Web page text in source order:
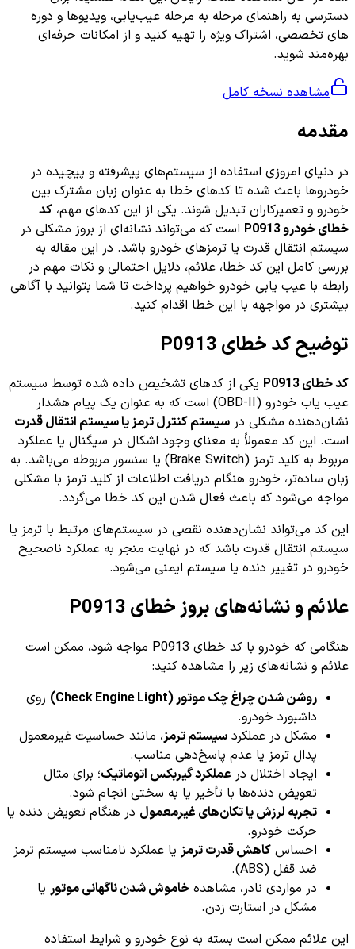
دسترسی به راهنمای مرحله به مرحله عیب‌یابی، ویدیوها و دوره
های تخصصی، اشتراک ویژه را تهیه کنید و از امکانات حرفه‌ای
بهره‌مند شوید.
مشاهده نسخه کامل
مقدمه
در دنیای امروزی استفاده از سیستم‌های پیشرفته و پیچیده در
خودروها باعث شده تا کدهای خطا به عنوان زبان مشترک بین
خودرو و تعمیرکاران تبدیل شوند. یکی از این کدهای مهم، کد
خطای خودرو P0913
است که می‌تواند نشانه‌ای از بروز مشکلی در
سیستم انتقال قدرت یا ترمزهای خودرو باشد. در این مقاله به
بررسی کامل این کد خطا، علائم، دلایل احتمالی و نکات مهم در
رابطه با عیب یابی خودرو خواهیم پرداخت تا شما بتوانید با آگاهی
بیشتری در مواجهه با این خطا اقدام کنید.
توضیح کد خطای P0913
کد خطای P0913
یکی از کدهای تشخیص داده شده توسط سیستم
عیب یاب خودرو (OBD-II) است که به عنوان یک پیام هشدار
نشان‌دهنده مشکلی در سیستم کنترل ترمز یا سیستم انتقال قدرت
است. این کد معمولاً به معنای وجود اشکال در سیگنال یا عملکرد
مربوط به کلید ترمز (Brake Switch) یا سنسور مربوطه می‌باشد. به
زبان ساده‌تر، خودرو هنگام دریافت اطلاعات از کلید ترمز با مشکلی
مواجه می‌شود که باعث فعال شدن این کد خطا می‌گردد.
این کد می‌تواند نشان‌دهنده نقصی در سیستم‌های مرتبط با ترمز یا
سیستم انتقال قدرت باشد که در نهایت منجر به عملکرد ناصحیح
خودرو در تغییر دنده یا سیستم ایمنی می‌شود.
علائم و نشانه‌های بروز خطای P0913
هنگامی که خودرو با کد خطای P0913 مواجه شود، ممکن است
علائم و نشانه‌های زیر را مشاهده کنید:
روشن شدن چراغ چک موتور (Check Engine Light)
روی
داشبورد خودرو.
مشکل در عملکرد سیستم ترمز، مانند حساسیت غیرمعمول
پدال ترمز یا عدم پاسخ‌دهی مناسب.
ایجاد اختلال در عملکرد گیربکس اتوماتیک؛ برای مثال
تعویض دنده‌ها با تأخیر یا به سختی انجام شود.
تجربه لرزش یا تکان‌های غیرمعمول در هنگام تعویض دنده یا
حرکت خودرو.
احساس کاهش قدرت ترمز یا عملکرد نامناسب سیستم ترمز
ضد قفل (ABS).
در مواردی نادر، مشاهده خاموش شدن ناگهانی موتور یا
مشکل در استارت زدن.
این علائم ممکن است بسته به نوع خودرو و شرایط استفاده